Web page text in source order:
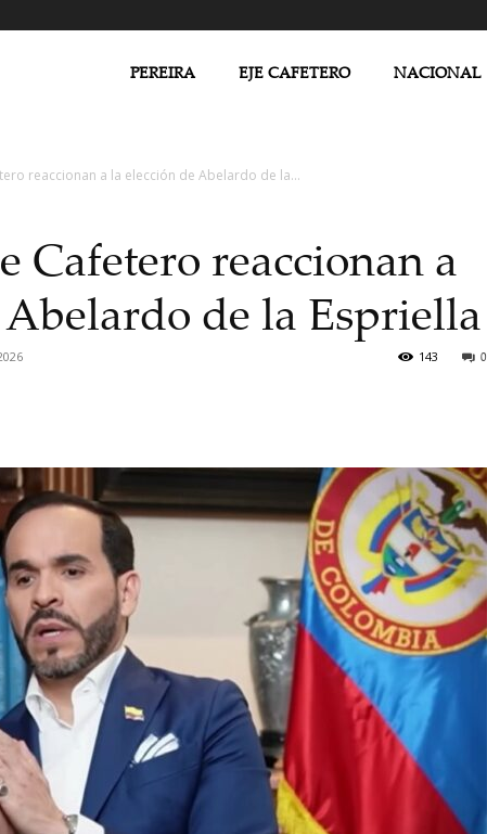
PEREIRA EJE CAFETERO NACIONAL
reaccionan a la elección de Abelardo de la...
Cafetero reaccionan a
de la Espriella
0
143